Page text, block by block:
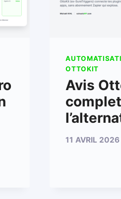
OTTOKIT
Avis
11 AVRIL 2026